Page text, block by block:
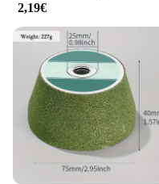
**Durable and
Crafted from high-
metal components,
to last. The powerful
consistent
for both personal and
durability is further
design, which
during regular use.
trimmer makes it
precise control over
2,19€